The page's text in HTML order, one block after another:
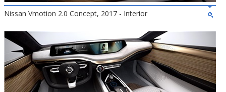
Nissan Vmotion 2.0 Concept, 2017 - Interior